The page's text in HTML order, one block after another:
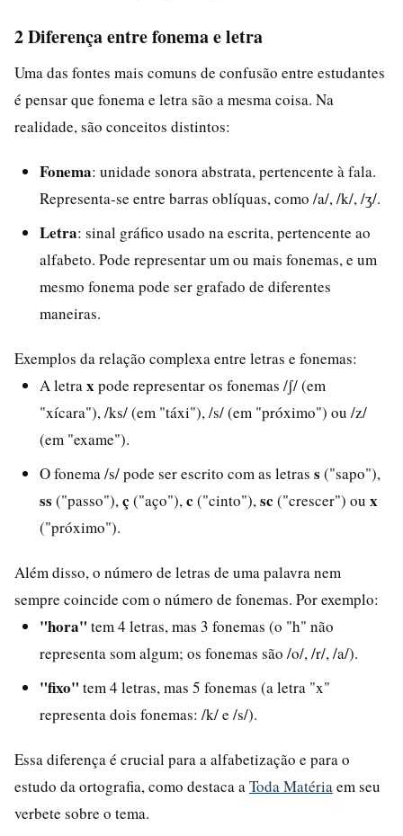
2 Diferença entre fonema e letra
Uma das fontes mais comuns de confusão entre estudantes
é pensar que fonema e letra são a mesma coisa. Na
realidade, são conceitos distintos:
Fonema: unidade sonora abstrata, pertencente à fala.
Representa-se entre barras oblíquas, como /a/, /k/, /ʒ/.
Letra: sinal gráfico usado na escrita, pertencente ao
alfabeto. Pode representar um ou mais fonemas, e um
mesmo fonema pode ser grafado de diferentes
maneiras.
Exemplos da relação complexa entre letras e fonemas:
A letra xpode representar os fonemas /ʃ/ (em
"xícara"), /ks/ (em "táxi"), /s/ (em "próximo") ou /z/
(em "exame").
O fonema /s/ pode ser escrito com as letras s ("sapo"),
ss ("passo"), ç ("aço"), c ("cinto"), sc ("crescer") ou x
("próximo").
Além disso, o número de letras de uma palavra nem
sempre coincide com o número de fonemas. Por exemplo:
"hora" tem 4 letras, mas 3 fonemas (o "h" não
representa som algum; os fonemas são /o/, /r/, /a/).
"fixo" tem 4 letras, mas 5 fonemas (a letra "x"
representa dois fonemas: /k/ e /s/).
Essa diferença é crucial para a alfabetização e para o
estudo da ortografia, como destaca a Toda Matéria em seu
verbete sobre o tema.